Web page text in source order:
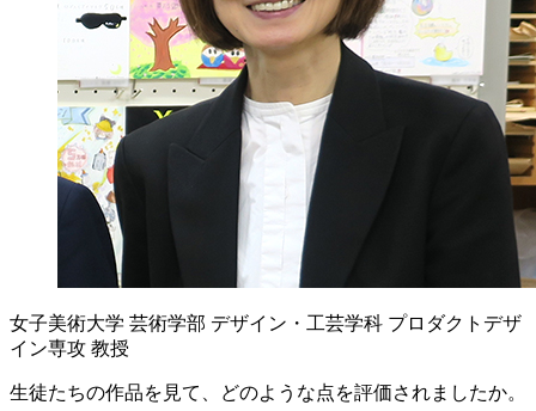
女子美術大学 芸術学部 デザイン・工芸学科 プロダクトデザ
イン専攻 教授
生徒たちの作品を見て、どのような点を評価されましたか。